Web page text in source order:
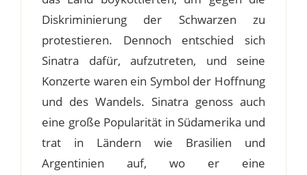
Diskriminierung der Schwarzen zu
protestieren. Dennoch entschied sich
Sinatra dafür, aufzutreten, und seine
Konzerte waren ein Symbol der Hoffnung
und des Wandels. Sinatra genoss auch
eine große Popularität in Südamerika und
trat in Ländern wie Brasilien und
Argentinien auf, wo er eine